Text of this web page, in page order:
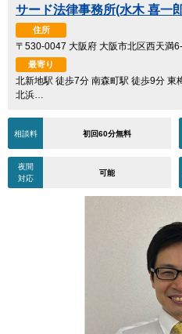
サード法律事務所(水木 喜一
住所
〒530-0047 大阪府 大阪市北区西天満
最寄り
北新地駅 徒歩7分 南森町駅 徒歩9分 東
北浜…
相談料 初回60分無料
夜間
対応
可能